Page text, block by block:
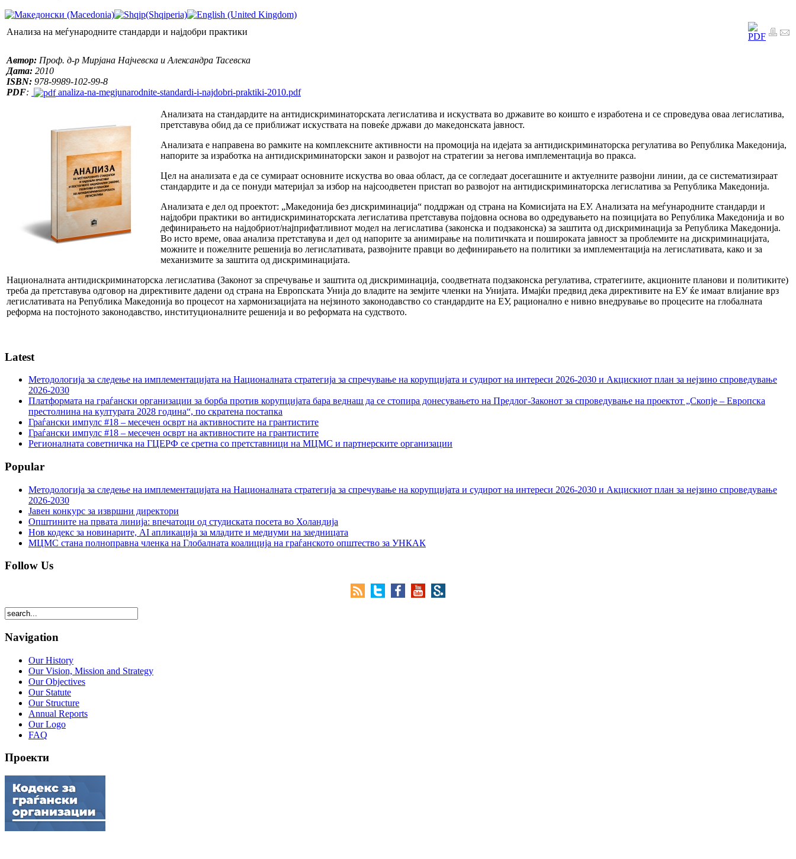
Анализа на меѓународните стандарди и најдобри практики
Автор: Проф. д-р Мирјана Најчевска и Александра Тасевска
Дата: 2010
ISBN: 978-9989-102-99-8
PDF: analiza-na-megjunarodnite-standardi-i-najdobri-praktiki-2010.pdf
Анализата на стандардите на антидискриминаторската легислатива и искуствата во државите во коишто е изработена и се спроведува оваа легислатива,
претставува обид да се приближат искуствата на повеќе држави до македонската јавност.
Анализата е направена во рамките на комплексните активности на промоција на идејата за антидискриминаторска регулатива во Република Македонија,
напорите за изработка на антидискриминаторски закон и развојот на стратегии за негова имплементација во пракса.
Цел на анализата е да се сумираат основните искуства во оваа област, да се согледаат досегашните и актуелните развојни линии, да се систематизираат
стандардите и да се понуди материјал за избор на најсоодветен пристап во развојот на антидискриминаторска легислатива за Република Македонија.
Анализата е дел од проектот: „Македонија без дискриминација“ поддржан од страна на Комисијата на ЕУ. Анализата на меѓународните стандарди и
најдобри практики во антидискриминаторската легислатива претставува појдовна основа во одредувањето на позицијата во Република Македонија и во
дефинирањето на најдобриот/најприфатливиот модел на легислатива (законска и подзаконска) за заштита од дискриминација за Република Македонија.
Во исто време, оваа анализа претставува и дел од напорите за анимирање на политичката и пошироката јавност за проблемите на дискриминацијата,
можните и пожелните решенија во легислативата, развојните правци во дефинирањето на политики за имплементација на легислативата, како и за
механизмите за заштита од дискриминацијата.
Националната антидискриминаторска легислатива (Законот за спречување и заштита од дискриминација, соодветната подзаконска регулатива, стратегиите, акционите планови и политиките)
треба да претставува одговор на директивите дадени од страна на Европската Унија до владите на земјите членки на Унијата. Имајќи предвид дека директивите на ЕУ ќе имаат влијание врз
легислативата на Република Македонија во процесот на хармонизацијата на нејзиното законодавство со стандардите на ЕУ, рационално е нивно внедрување во процесите на глобалната
реформа на постојното законодавство, институционалните решенија и во реформата на судството.
Latest
Методологија за следење на имплементацијата на Националната стратегија за спречување на корупцијата и судирот на интереси 2026-2030 и Акцискиот план за нејзино спроведување
2026-2030
Платформата на граѓански организации за борба против корупцијата бара веднаш да се стопира донесувањето на Предлог-Законот за спроведување на проектот „Скопје – Европска
престолнина на културата 2028 година“, по скратена постапка
Граѓански импулс #18 – месечен осврт на активностите на грантистите
Граѓански импулс #18 – месечен осврт на активностите на грантистите
Регионалната советничка на ГЦЕРФ се сретна со претставници на МЦМС и партнерските организации
Popular
Методологија за следење на имплементацијата на Националната стратегија за спречување на корупцијата и судирот на интереси 2026-2030 и Акцискиот план за нејзино спроведување
2026-2030
Јавен конкурс за извршни директори
Општините на првата линија: впечатоци од студиската посета во Холандија
Нов кодекс за новинарите, AI апликација за младите и медиуми на заедницата
МЦМС стана полноправна членка на Глобалната коалиција на граѓанското општество за УНКАК
Follow Us
Navigation
Our History
Our Vision, Mission and Strategy
Our Objectives
Our Statute
Our Structure
Annual Reports
Our Logo
FAQ
Проекти